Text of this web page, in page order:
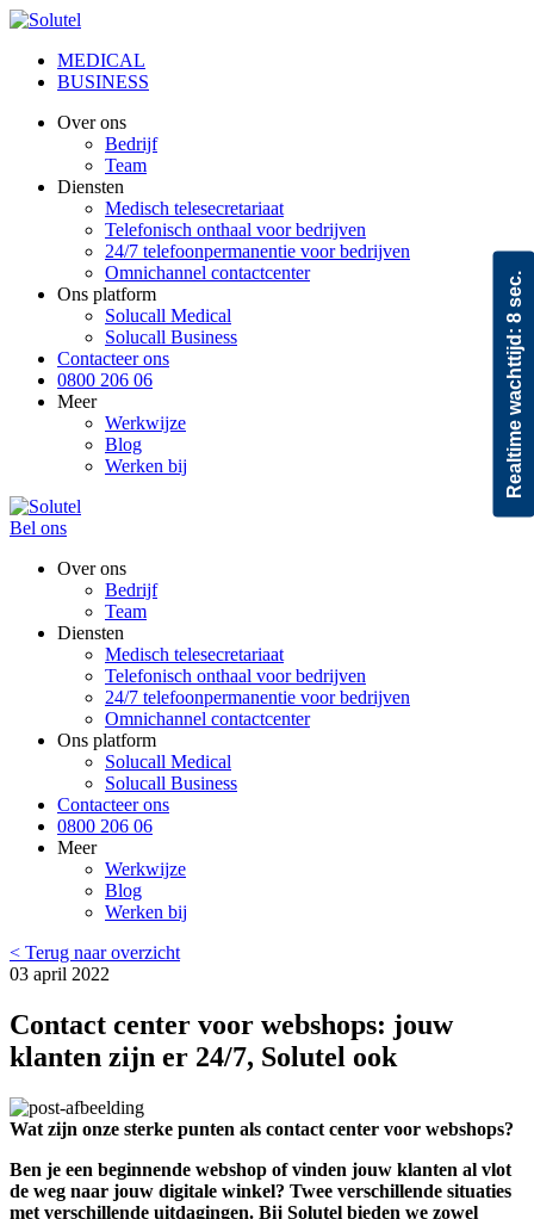
MEDICAL
BUSINESS
Over ons
Bedrijf
Team
Diensten
Medisch telesecretariaat
Telefonisch onthaal voor bedrijven
24/7 telefoonpermanentie voor bedrijven
Omnichannel contactcenter
Ons platform
Solucall Medical
Solucall Business
Contacteer ons
0800 206 06
Meer
Werkwijze
Blog
Werken bij
Bel ons
Over ons
Bedrijf
Team
Diensten
Medisch telesecretariaat
Telefonisch onthaal voor bedrijven
24/7 telefoonpermanentie voor bedrijven
Omnichannel contactcenter
Ons platform
Solucall Medical
Solucall Business
Contacteer ons
0800 206 06
Meer
Werkwijze
Blog
Werken bij
< Terug naar overzicht
03 april 2022
Contact center voor webshops: jouw
klanten zijn er 24/7, Solutel ook
Wat zijn onze sterke punten als contact center voor webshops?
Ben je een beginnende webshop of vinden jouw klanten al vlot
de weg naar jouw digitale winkel? Twee verschillende situaties
met verschillende uitdagingen. Bij Solutel bieden we zowel
Realtime wachttijd:
8 sec.